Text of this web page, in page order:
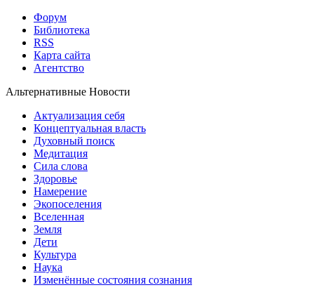
Форум
Библиотека
RSS
Карта сайта
Агентство
Альтернативные Новости
Актуализация себя
Концептуальная власть
Духовный поиск
Медитация
Сила слова
Здоровье
Намерение
Экопоселения
Вселенная
Земля
Дети
Культура
Наука
Изменённые состояния сознания